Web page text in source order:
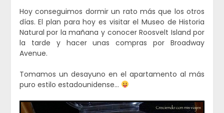
Hoy conseguimos dormir un rato más que los otros
días. El plan para hoy es visitar el Museo de Historia
Natural por la mañana y conocer Roosvelt Island por
la tarde y hacer unas compras por Broadway
Avenue.
Tomamos un desayuno en el apartamento al más
puro estilo estadounidense…